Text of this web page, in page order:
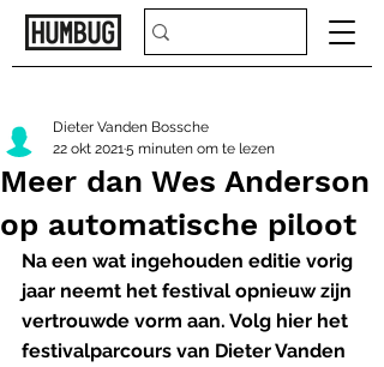
Meer dan Wes Anderson
op automatische piloot
Dieter Vanden Bossche
22 okt 20215 minuten om te lezen
​​Na een wat ingehouden editie vorig
jaar neemt het festival opnieuw zijn
vertrouwde vorm aan. Volg hier het
festivalparcours van Dieter Vanden